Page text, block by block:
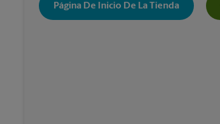
Página De Inicio De La Tienda